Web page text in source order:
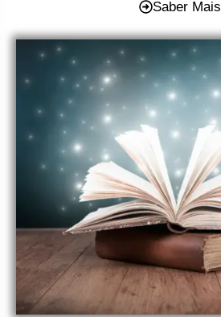
Saber Mais